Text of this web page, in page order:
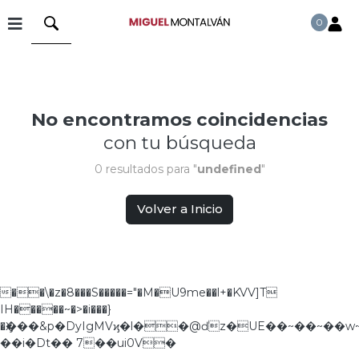
0
No encontramos coincidencias
con tu búsqueda
0 resultados para "undefined"
Volver a Inicio
��\�z�8���S�����="�M�U9me��l+�KVV]T
IH�����~�>�i���}
��i�Dt�� 7��ui0V�